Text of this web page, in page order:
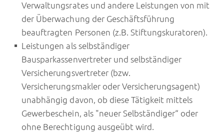
Verwaltungsrates und andere Leistungen von mit
der Überwachung der Geschäftsführung
beauftragten Personen (z.B. Stiftungskuratoren).
Leistungen als selbständiger
Bausparkassenvertreter und selbständiger
Versicherungsvertreter (bzw.
Versicherungsmakler oder Versicherungsagent)
unabhängig davon, ob diese Tätigkeit mittels
Gewerbeschein, als "neuer Selbständiger“ oder
ohne Berechtigung ausgeübt wird.